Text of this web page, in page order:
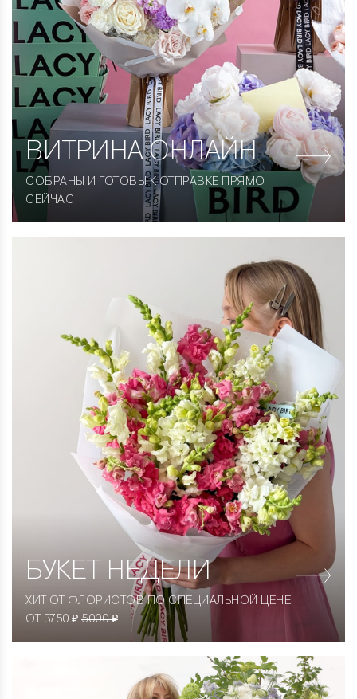
ВИТРИНАОНЛАЙН
СОБРАНЫ И ГОТОВЫ К ОТПРАВКЕ ПРЯМО
СЕЙЧАС
БУКЕТ НЕДЕЛИ
ХИТ ОТ ФЛОРИСТОВ ПО СПЕЦИАЛЬНОЙ ЦЕНЕ
ОТ 3750 ₽ 5000 ₽